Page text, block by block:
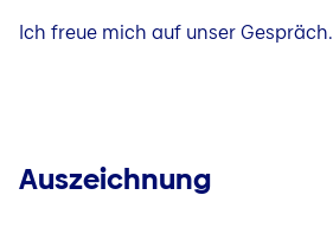
Ich freue mich auf unser Gespräch.
Auszeichnung